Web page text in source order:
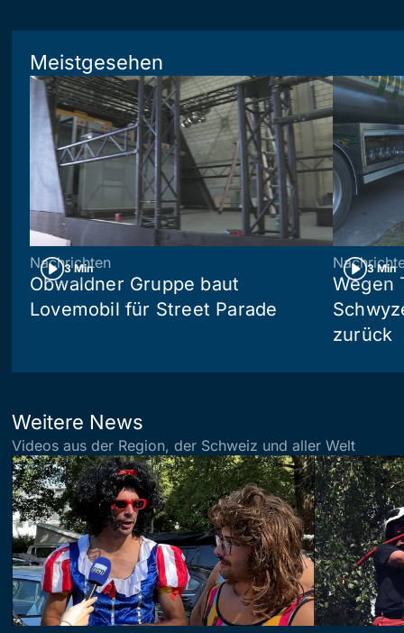
Meistgesehen
3 Min
Nachrichten
Obwaldner Gruppe baut
Lovemobil für Street Parade
3 Min
Wegen
zurück
Weitere News
Videos aus der Region, der Schweiz und aller Welt